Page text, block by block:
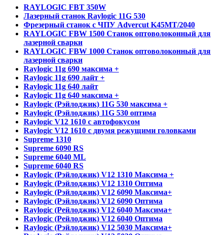
RAYLOGIC FBT 350W
Лазерный станок Raylogic 11G 530
Фрезерный станок с ЧПУ Advercut K45MT/2040
RAYLOGIC FBW 1500 Станок оптоволоконный для
лазерной сварки
RAYLOGIC FBW 1000 Станок оптоволоконный для
лазерной сварки
Raylogic 11g 690 максима +
Raylogic 11g 690 лайт +
Raylogic 11g 640 лайт
Raylogic 11g 640 максима +
Raylogic (Рэйлоджик) 11G 530 максима +
Raylogic (Рэйлоджик) 11G 530 оптима
Raylogic V12 1610 с автофокусом
Raylogic V12 1610 с двумя режущими головками
Supreme 1310
Supreme 6090 RS
Supreme 6040 ML
Supreme 6040 RS
Raylogic (Рэйлоджик) V12 1310 Максима +
Raylogic (Рэйлоджик) V12 1310 Оптима
Raylogic (Рэйлоджик) V12 6090 Максима+
Raylogic (Рэйлоджик) V12 6090 Оптима
Raylogic (Рейлоджик) V12 6040 Максима+
Raylogic (Рейлоджик) V12 6040 Оптима
Raylogic (Рэйлоджик) V12 5030 Максима+